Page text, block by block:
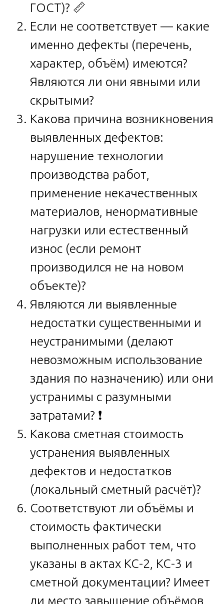
ГОСТ)? 📏
Если не соответствует — какие
именно дефекты (перечень,
характер, объём) имеются?
Являются ли они явными или
скрытыми?
Какова причина возникновения
выявленных дефектов:
нарушение технологии
производства работ,
применение некачественных
материалов, ненормативные
нагрузки или естественный
износ (если ремонт
производился не на новом
объекте)?
Являются ли выявленные
недостатки существенными и
неустранимыми (делают
невозможным использование
здания по назначению) или они
устранимы с разумными
затратами? ❗️
Какова сметная стоимость
устранения выявленных
дефектов и недостатков
(локальный сметный расчёт)?
Соответствуют ли объёмы и
стоимость фактически
выполненных работ тем, что
указаны в актах КС-2, КС-3 и
сметной документации? Имеет
ли место завышение объёмов